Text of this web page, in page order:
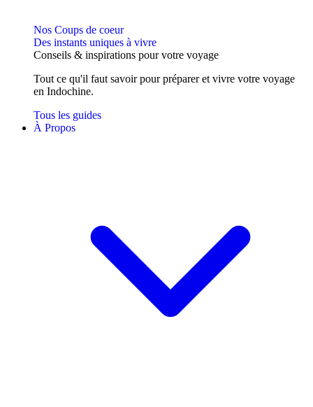
Nos Coups de coeur
Des instants uniques à vivre
Conseils & inspirations pour votre voyage
Tout ce qu'il faut savoir pour préparer et vivre votre voyage
en Indochine.
Tous les guides
À Propos